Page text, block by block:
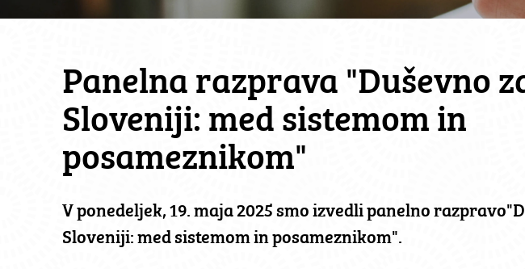
Panelna razprava "Duševno
Sloveniji: med sistemom in
posameznikom"
V ponedeljek, 19. maja 2025 smo izvedli panelno
Sloveniji: med sistemom in posameznikom".